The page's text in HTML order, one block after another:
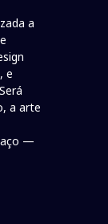
a
e
a arte
—